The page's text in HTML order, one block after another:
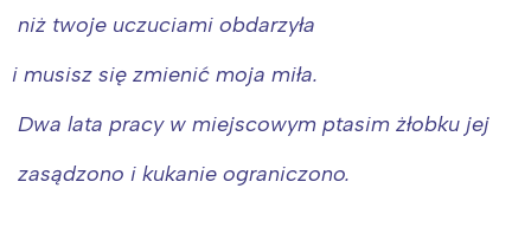
niż twoje uczuciami obdarzyła
i musisz się zmienić moja miła.
Dwa lata pracy w miejscowym ptasim żłobku jej
zasądzono i kukanie ograniczono.